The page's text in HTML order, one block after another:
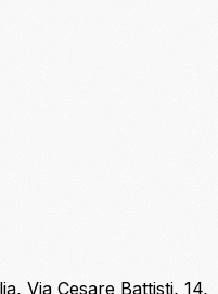
Via Cesare Battisti, 14,